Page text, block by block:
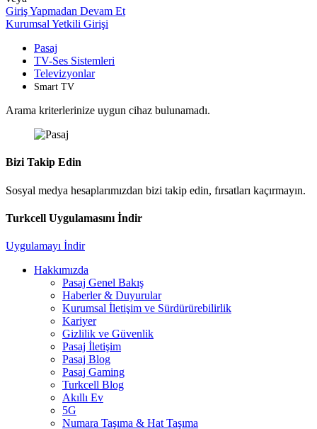
Giriş Yapmadan Devam Et
Kurumsal Yetkili Girişi
Pasaj
TV-Ses Sistemleri
Televizyonlar
Smart TV
Arama kriterlerinize uygun cihaz bulunamadı.
Bizi Takip Edin
Sosyal medya hesaplarımızdan bizi takip edin, fırsatları kaçırmayın.
Turkcell Uygulamasını İndir
Uygulamayı İndir
Hakkımızda
Pasaj Genel Bakış
Haberler & Duyurular
Kurumsal İletişim ve Sürdürürebilirlik
Kariyer
Gizlilik ve Güvenlik
Pasaj İletişim
Pasaj Blog
Pasaj Gaming
Turkcell Blog
Akıllı Ev
5G
Numara Taşıma & Hat Taşıma